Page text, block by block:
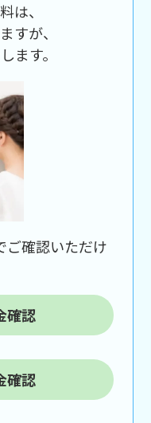
は、
すが、
ます。
ご確認いただけ
確認
確認